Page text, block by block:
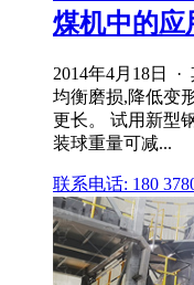
煤机中的应
2014年4月18日
均衡磨损,降低变
更长。 试用新型
装球重量可减...
联系电话: 180